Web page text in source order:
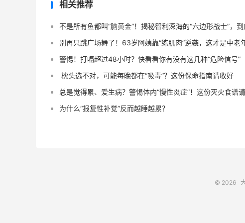
相关推荐
不是所有鱼都叫“脑黄金”！揭秘智利深海的“六边形战士”，到
别再只跳广场舞了！63岁阿姨靠“练肌肉”逆袭，这才是中老
警惕！打嗝超过48小时？快看看你有没有这几种“危险信号”️
️ 枕头选不对，可能每晚都在“吸毒”？这份保命指南请收好
总是觉得累、爱生病？警惕体内“慢性炎症”！这份灭火食谱
为什么“报复性补觉”反而越睡越累？
© 2026